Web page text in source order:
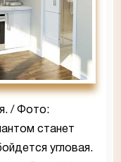
/ Фото:
станет
угловая.